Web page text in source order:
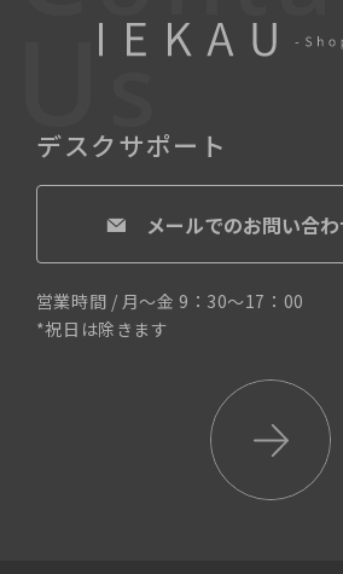
Us
デスクサポート
メールでのお問い合
営業時間 / 月〜金 9：30〜17：00
*祝日は除きます